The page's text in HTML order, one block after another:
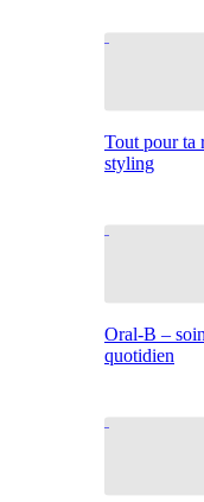
Tout pour ta
styling
Oral-B –
quotidien